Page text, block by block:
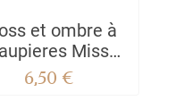
et ombre à
Miss
Fiorucci
6,50 €